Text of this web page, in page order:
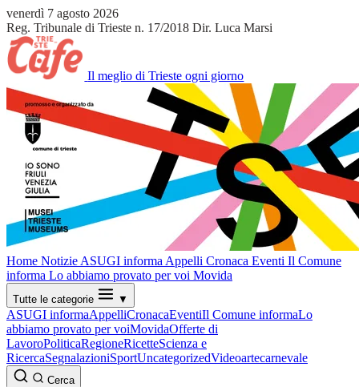
venerdì 7 agosto 2026
Reg. Tribunale di Trieste n. 17/2018 Dir. Luca Marsi
Il meglio di Trieste ogni giorno
Home Notizie ASUGI informa Appelli Cronaca Eventi Il Comune
informa Lo abbiamo provato per voi Movida
Tutte le categorie ▼
ASUGI informaAppelliCronacaEventiIl Comune informaLo
abbiamo provato per voiMovidaOfferte di
LavoroPoliticaRegioneRicetteScienza e
RicercaSegnalazioniSportUncategorizedVideoartecarnevale
Cerca